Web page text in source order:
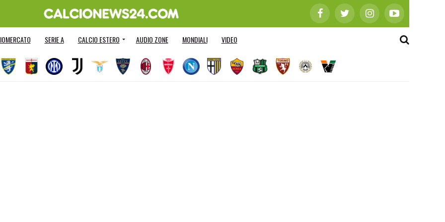
SERIE A CALCIO ESTERO AUDIO ZONE MONDIALI VIDEO